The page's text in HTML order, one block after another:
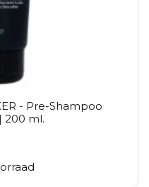
- Pre-Shampoo
200 ml.